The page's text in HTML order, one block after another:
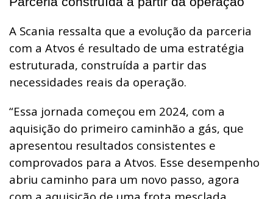
A Scania ressalta que a evolução da parceria
com a Atvos é resultado de uma estratégia
estruturada, construída a partir das
necessidades reais da operação.
“Essa jornada começou em 2024, com a
aquisição do primeiro caminhão a gás, que
apresentou resultados consistentes e
comprovados para a Atvos. Esse desempenho
abriu caminho para um novo passo, agora